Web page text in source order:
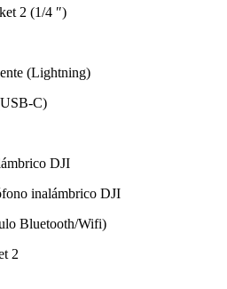
2 (1/4 ″)
(Lightning)
C)
DJI
inalámbrico DJI
Bluetooth/Wifi)
2